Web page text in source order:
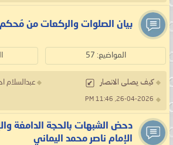
بيان الصلوات والركعات من مُحكم
المواضيع: 57
کیف یصلی الانصار عبدالسلام
26-04-2026, 11:46 PM
دحض الشبهات بالحجة الدامغة
الإمام ناصر محمد اليماني